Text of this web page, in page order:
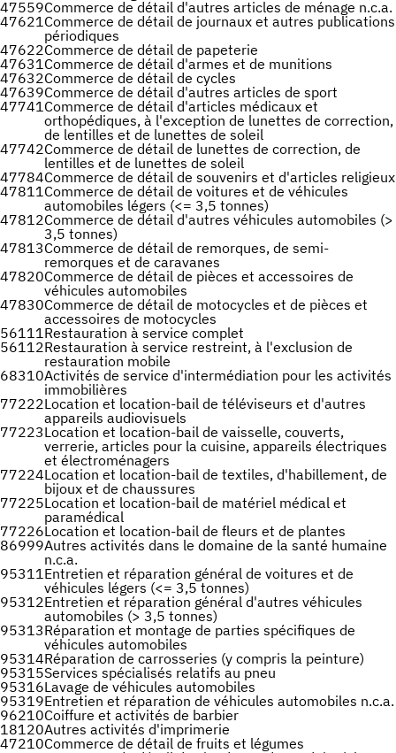
47559Commerce de détail d'autres articles de ménage n.c.a.
47621Commerce de détail de journaux et autres publications
périodiques
47622Commerce de détail de papeterie
47631Commerce de détail d'armes et de munitions
47632Commerce de détail de cycles
47639Commerce de détail d'autres articles de sport
47741Commerce de détail d'articles médicaux et
orthopédiques, à l'exception de lunettes de correction,
de lentilles et de lunettes de soleil
47742Commerce de détail de lunettes de correction, de
lentilles et de lunettes de soleil
47784Commerce de détail de souvenirs et d'articles religieux
47811Commerce de détail de voitures et de véhicules
automobiles légers (<= 3,5 tonnes)
47812Commerce de détail d'autres véhicules automobiles (>
3,5 tonnes)
47813Commerce de détail de remorques, de semi-
remorques et de caravanes
47820Commerce de détail de pièces et accessoires de
véhicules automobiles
47830Commerce de détail de motocycles et de pièces et
accessoires de motocycles
56111Restauration à service complet
56112Restauration à service restreint, à l'exclusion de
restauration mobile
68310Activités de service d'intermédiation pour les activités
immobilières
77222Location et location-bail de téléviseurs et d'autres
appareils audiovisuels
77223Location et location-bail de vaisselle, couverts,
verrerie, articles pour la cuisine, appareils électriques
et électroménagers
77224Location et location-bail de textiles, d'habillement, de
bijoux et de chaussures
77225Location et location-bail de matériel médical et
paramédical
77226Location et location-bail de fleurs et de plantes
86999Autres activités dans le domaine de la santé humaine
n.c.a.
95311Entretien et réparation général de voitures et de
véhicules légers (<= 3,5 tonnes)
95312Entretien et réparation général d'autres véhicules
automobiles (> 3,5 tonnes)
95313Réparation et montage de parties spécifiques de
véhicules automobiles
95314Réparation de carrosseries (y compris la peinture)
95315Services spécialisés relatifs au pneu
95316Lavage de véhicules automobiles
95319Entretien et réparation de véhicules automobiles n.c.a.
96210Coiffure et activités de barbier
18120Autres activités d'imprimerie
47210Commerce de détail de fruits et légumes